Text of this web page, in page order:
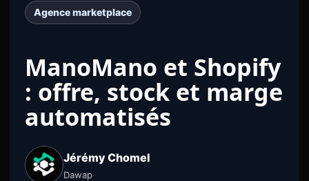
Agence marketplace
ManoMano et Shopify
: offre, stock et marge
automatisés
Jérémy Chomel
Dawap